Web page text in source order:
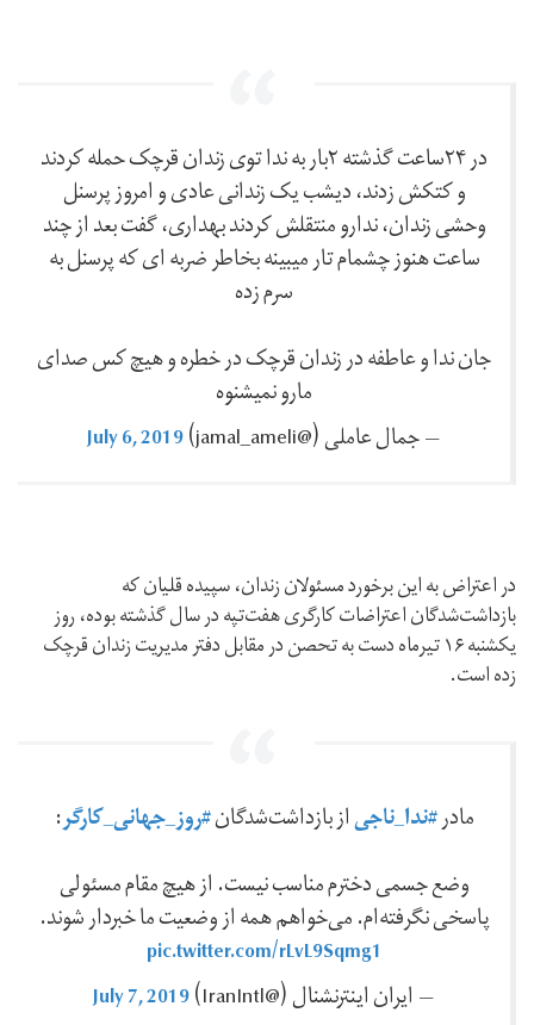
در ۲۴ساعت گذشته ۲بار به ندا توی زندان قرچک حمله کردند
و کتکش زدند، دیشب یک زندانی عادی و امروز پرسنل
وحشی زندان، ندارو منتقلش کردند بهداری، گفت بعد از چند
ساعت هنوز چشمام تار میبینه بخاطر ضربه ای که پرسنل به
سرم زده
جان ندا و عاطفه در زندان قرچک در خطره و هیچ کس صدای
مارو نمیشنوه
— جمال عاملی (@jamal_ameli)
July 6, 2019
در اعتراض به این برخورد مسئولان زندان، سپیده قلیان که
بازداشت‌شدگان اعتراضات کارگری هفت‌تپه در سال گذشته بوده،‌ روز
یکشنبه ۱۶ تیرماه دست به تحصن در مقابل دفتر مدیریت زندان قرچک
زده است.
مادر#ندا_ناجیاز بازداشت‌شدگان#روز_جهانی_کارگر:
وضع جسمی دخترم مناسب نیست. از هیچ مقام مسئولی
پاسخی نگرفته‌ام. می‌خواهم همه از وضعیت ما خبردار شوند.
pic.twitter.com/rLvL9Sqmg1
— ايران اينترنشنال (@IranIntl) July 7, 2019